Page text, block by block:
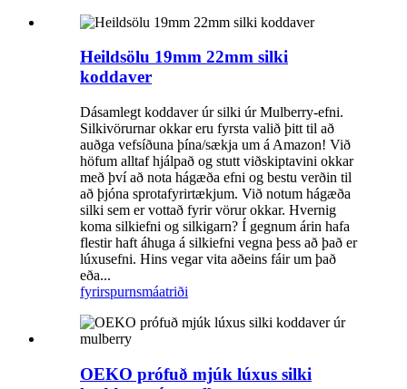
Heildsölu 19mm 22mm silki
koddaver
Dásamlegt koddaver úr silki úr Mulberry-efni.
Silkivörurnar okkar eru fyrsta valið þitt til að
auðga vefsíðuna þína/sækja um á Amazon! Við
höfum alltaf hjálpað og stutt viðskiptavini okkar
með því að nota hágæða efni og bestu verðin til
að þjóna sprotafyrirtækjum. Við notum hágæða
silki sem er vottað fyrir vörur okkar. Hvernig
koma silkiefni og silkigarn? Í gegnum árin hafa
flestir haft áhuga á silkiefni vegna þess að það er
lúxusefni. Hins vegar vita aðeins fáir um það
eða...
fyrirspurnsmáatriði
OEKO prófuð mjúk lúxus silki